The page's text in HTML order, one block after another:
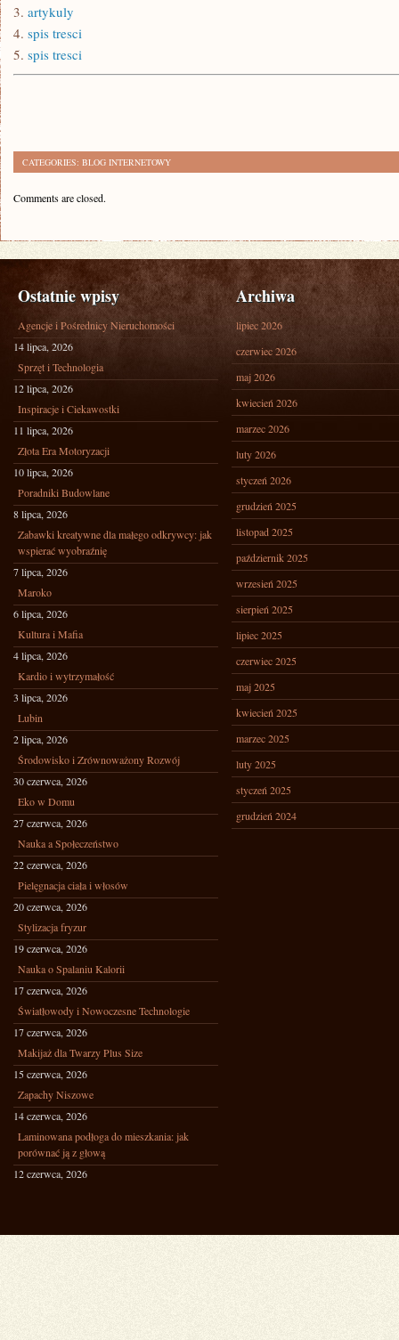
3. artykuly
4. spis tresci
5. spis tresci
CATEGORIES: BLOG INTERNETOWY
Comments are closed.
Ostatnie wpisy
Agencje i Pośrednicy Nieruchomości
14 lipca, 2026
Sprzęt i Technologia
12 lipca, 2026
Inspiracje i Ciekawostki
11 lipca, 2026
Złota Era Motoryzacji
10 lipca, 2026
Poradniki Budowlane
8 lipca, 2026
Zabawki kreatywne dla małego odkrywcy: jak
wspierać wyobraźnię
7 lipca, 2026
Maroko
6 lipca, 2026
Kultura i Mafia
4 lipca, 2026
Kardio i wytrzymałość
3 lipca, 2026
Lubin
2 lipca, 2026
Środowisko i Zrównoważony Rozwój
30 czerwca, 2026
Eko w Domu
27 czerwca, 2026
Nauka a Społeczeństwo
22 czerwca, 2026
Pielęgnacja ciała i włosów
20 czerwca, 2026
Stylizacja fryzur
19 czerwca, 2026
Nauka o Spalaniu Kalorii
17 czerwca, 2026
Światłowody i Nowoczesne Technologie
17 czerwca, 2026
Makijaż dla Twarzy Plus Size
15 czerwca, 2026
Zapachy Niszowe
14 czerwca, 2026
Laminowana podłoga do mieszkania: jak
porównać ją z głową
12 czerwca, 2026
Archiwa
lipiec 2026
czerwiec 2026
maj 2026
kwiecień 2026
marzec 2026
luty 2026
styczeń 2026
grudzień 2025
listopad 2025
październik 2025
wrzesień 2025
sierpień 2025
lipiec 2025
czerwiec 2025
maj 2025
kwiecień 2025
marzec 2025
luty 2025
styczeń 2025
grudzień 2024